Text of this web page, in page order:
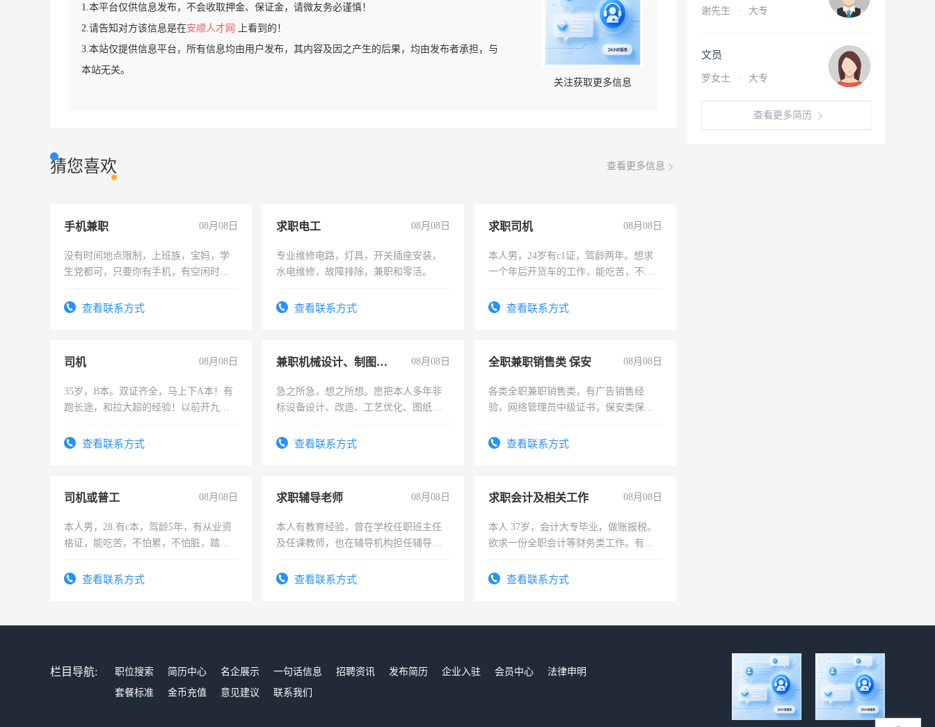
1.本平台仅供信息发布，不会收取押金、保证金，请微友务必谨慎！
2.请告知对方该信息是在安顺人才网
上看到的！
3.本站仅提供信息平台，所有信息均由用户发布，其内容及因之产生的后果，均由发布者承担，与
本站无关。
关注获取更多信息
猜您喜欢 查看更多信息
手机兼职 08月08日
没有时间地点限制，上班族，宝妈，学
生党都可，只要你有手机，有空闲时
勤快的四五十，每天挣零花钱没问题！
查看联系方式
求职电工 08月08日
专业维修电路，灯具，开关插座安装，
水电维修，故障排除，兼职和零活。
查看联系方式
求职司机 08月08日
本人男，24岁有c1证，驾龄两年。想求
一个年后开货车的工作，能吃苦，不怕
查看联系方式
司机 08月08日
35岁，B本。双证齐全，马上下A本！有
跑长途，和拉大超的经验！以前开九米
查看联系方式
兼职机械设计、制图、设备改造 08月08日
急之所急，想之所想。愿把本人多年非
标设备设计、改造、工艺优化、图纸制
结识有识之士，共享未来。
查看联系方式
全职兼职销售类 保安 08月08日
各类全职兼职销售类，有广告销售经
验，网络管理员中级证书，保安类保安
有高低压电工证和十几年工作经验
查看联系方式
司机或普工 08月08日
本人男，28.有c本，驾龄5年，有从业资
格证，能吃苦，不怕累，不怕脏，踏
查看联系方式
求职辅导老师 08月08日
本人有教育经验，曾在学校任职班主任
及任课教师，也在辅导机构担任辅导教
查看联系方式
求职会计及相关工作 08月08日
本人 37岁，会计大专毕业，做账报税。
欲求一份全职会计等财务类工作。有会
查看联系方式
谢先生 · 大专
文员
罗女士 · 大专
查看更多简历
栏目导航: 职位搜索 简历中心 名企展示 一句话信息 招聘资讯 发布简历 企业入驻 会员中心
法律申明
套餐标准
金币充值 意见建议 联系我们